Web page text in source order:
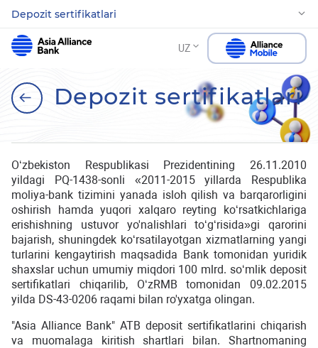
Depozit sertifikatlari
UZ
Depozit sertifikatlari
O‘zbekiston Respublikasi Prezidentining 26.11.2010
yildagi PQ-1438-sonli «2011-2015 yillarda Respublika
moliya-bank tizimini yanada isloh qilish va barqarorligini
oshirish hamda yuqori xalqaro reyting ko‘rsatkichlariga
erishishning ustuvor yo'nalishlari to‘g‘risida»gi qarorini
bajarish, shuningdek ko‘rsatilayotgan xizmatlarning yangi
turlarini kengaytirish maqsadida Bank tomonidan yuridik
shaxslar uchun umumiy miqdori 100 mlrd. so‘mlik deposit
sertifikatlari chiqarilib, O‘zRMB tomonidan 09.02.2015
yilda DS-43-0206 raqami bilan ro'yxatga olingan.
"Asia Alliance Bank" ATB deposit sertifikatlarini chiqarish
va muomalaga kiritish shartlari bilan. Shartnomaning